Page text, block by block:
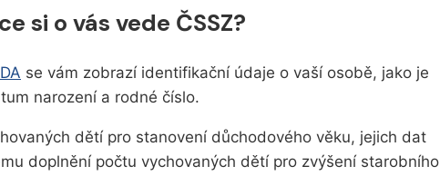
si o vás vede ČSSZ?
se vám zobrazí identifikační údaje o vaší osobě, jako je
narození a rodné číslo.
dětí pro stanovení důchodového věku, jejich dat
doplnění počtu vychovaných dětí pro zvýšení starobního